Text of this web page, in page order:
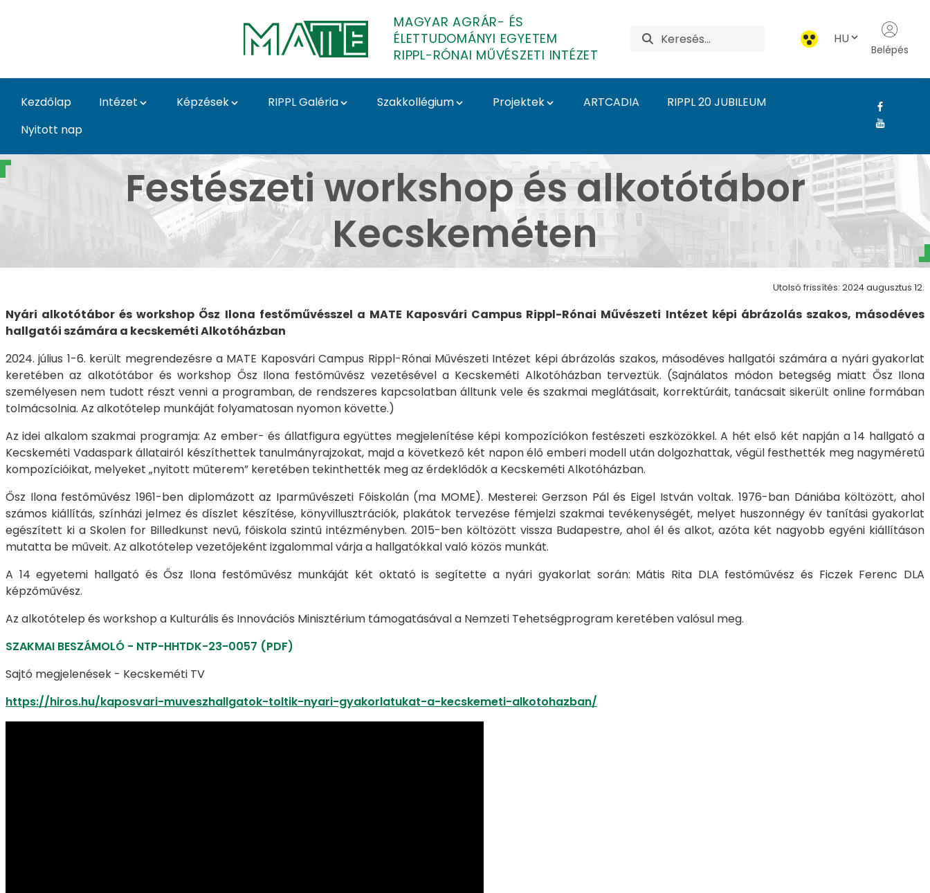
MAGYAR AGRÁR- ÉS
ÉLETTUDOMÁNYI EGYETEM
RIPPL-RÓNAI MŰVÉSZETI INTÉZET
HU
Belépés
Kezdőlap Intézet Képzések RIPPL Galéria Szakkollégium Projektek ARTCADIA
RIPPL 20 JUBILEUM
Nyitott nap
Festészeti Workshop Kecskeméten - Festészeti workshop és
Festészeti workshop és alkotótábor
Kecskeméten
Utolsó frissítés: 2024 augusztus 12.
Nyári alkotótábor és workshop Ősz Ilona festőművésszel a MATE Kaposvári Campus Rippl-Rónai Művészeti Intézet képi ábrázolás szakos, másodéves
hallgatói számára a kecskeméti Alkotóházban
2024. július 1-6. került megrendezésre a MATE Kaposvári Campus Rippl-Rónai Művészeti Intézet képi ábrázolás szakos, másodéves hallgatói számára a nyári gyakorlat
keretében az alkotótábor és workshop Ősz Ilona festőművész vezetésével a Kecskeméti Alkotóházban terveztük. (Sajnálatos módon betegség miatt Ősz Ilona
személyesen nem tudott részt venni a programban, de rendszeres kapcsolatban álltunk vele és szakmai meglátásait, korrektúráit, tanácsait sikerült online formában
tolmácsolnia. Az alkotótelep munkáját folyamatosan nyomon követte.)
Az idei alkalom szakmai programja: Az ember- és állatfigura együttes megjelenítése képi kompozíciókon festészeti eszközökkel. A hét első két napján a 14 hallgató a
Kecskeméti Vadaspark állatairól készíthettek tanulmányrajzokat, majd a következő két napon élő emberi modell után dolgozhattak, végül festhették meg nagyméretű
kompozícióikat, melyeket „nyitott műterem” keretében tekinthették meg az érdeklődők a Kecskeméti Alkotóházban.
Ősz Ilona festőművész 1961-ben diplomázott az Iparművészeti Főiskolán (ma MOME). Mesterei: Gerzson Pál és Eigel István voltak. 1976-ban Dániába költözött, ahol
számos kiállítás, színházi jelmez és díszlet készítése, könyvillusztrációk, plakátok tervezése fémjelzi szakmai tevékenységét, melyet huszonnégy év tanítási gyakorlat
egészített ki a Skolen for Billedkunst nevű, főiskola szintű intézményben. 2015-ben költözött vissza Budapestre, ahol él és alkot, azóta két nagyobb egyéni kiállításon
mutatta be műveit. Az alkotótelep vezetőjeként izgalommal várja a hallgatókkal való közös munkát.
A 14 egyetemi hallgató és Ősz Ilona festőművész munkáját két oktató is segítette a nyári gyakorlat során: Mátis Rita DLA festőművész és Ficzek Ferenc DLA
képzőművész.
Az alkotótelep és workshop a Kulturális és Innovációs Minisztérium támogatásával a Nemzeti Tehetségprogram keretében valósul meg.
SZAKMAI BESZÁMOLÓ - NTP-HHTDK-23-0057 (PDF)
Sajtó megjelenések - Kecskeméti TV
https://hiros.hu/kaposvari-muveszhallgatok-toltik-nyari-gyakorlatukat-a-kecskemeti-alkotohazban/